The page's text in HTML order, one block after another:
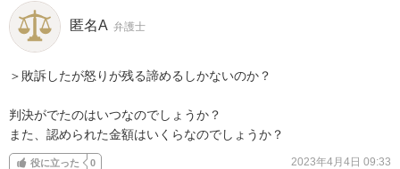
匿名A 弁護士
＞敗訴したが怒りが残る諦めるしかないのか？
判決がでたのはいつなのでしょうか？
また、認められた金額はいくらなのでしょうか？
役に立った 0 2023年4月4日 09:33